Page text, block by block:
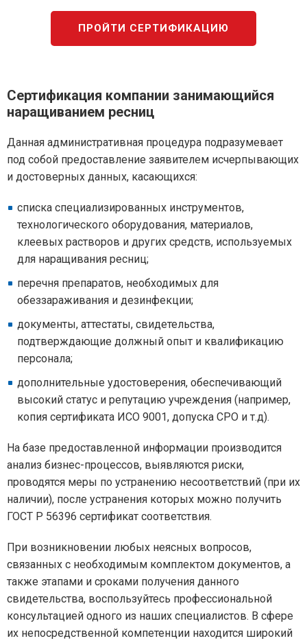
ПРОЙТИ СЕРТИФИКАЦИЮ
Сертификация компании занимающийся
наращиванием ресниц
Данная административная процедура подразумевает
под собой предоставление заявителем исчерпывающих
и достоверных данных, касающихся:
списка специализированных инструментов,
технологического оборудования, материалов,
клеевых растворов и других средств, используемых
для наращивания ресниц;
перечня препаратов, необходимых для
обеззараживания и дезинфекции;
документы, аттестаты, свидетельства,
подтверждающие должный опыт и квалификацию
персонала;
дополнительные удостоверения, обеспечивающий
высокий статус и репутацию учреждения (например,
копия сертификата ИСО 9001, допуска СРО и т.д).
На базе предоставленной информации производится
анализ бизнес-процессов, выявляются риски,
проводятся меры по устранению несоответствий (при их
наличии), после устранения которых можно получить
ГОСТ Р 56396 сертификат соответствия.
При возникновении любых неясных вопросов,
связанных с необходимым комплектом документов, а
также этапами и сроками получения данного
свидетельства, воспользуйтесь профессиональной
консультацией одного из наших специалистов. В сфере
их непосредственной компетенции находится широкий